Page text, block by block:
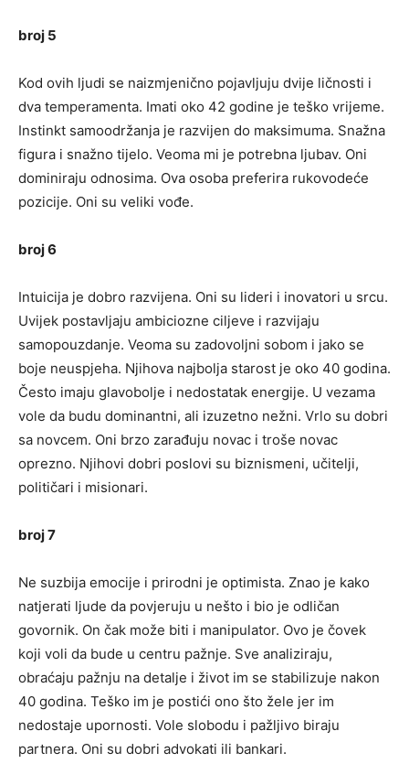
broj 5
Kod ovih ljudi se naizmjenično pojavljuju dvije ličnosti i
dva temperamenta. Imati oko 42 godine je teško vrijeme.
Instinkt samoodržanja je razvijen do maksimuma. Snažna
figura i snažno tijelo. Veoma mi je potrebna ljubav. Oni
dominiraju odnosima. Ova osoba preferira rukovodeće
pozicije. Oni su veliki vođe.
broj 6
Intuicija je dobro razvijena. Oni su lideri i inovatori u srcu.
Uvijek postavljaju ambiciozne ciljeve i razvijaju
samopouzdanje. Veoma su zadovoljni sobom i jako se
boje neuspjeha. Njihova najbolja starost je oko 40 godina.
Često imaju glavobolje i nedostatak energije. U vezama
vole da budu dominantni, ali izuzetno nežni. Vrlo su dobri
sa novcem. Oni brzo zarađuju novac i troše novac
oprezno. Njihovi dobri poslovi su biznismeni, učitelji,
političari i misionari.
broj 7
Ne suzbija emocije i prirodni je optimista. Znao je kako
natjerati ljude da povjeruju u nešto i bio je odličan
govornik. On čak može biti i manipulator. Ovo je čovek
koji voli da bude u centru pažnje. Sve analiziraju,
obraćaju pažnju na detalje i život im se stabilizuje nakon
40 godina. Teško im je postići ono što žele jer im
nedostaje upornosti. Vole slobodu i pažljivo biraju
partnera. Oni su dobri advokati ili bankari.